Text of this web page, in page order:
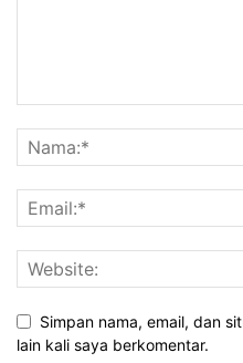
Simpan nama, email, dan
lain kali saya berkomentar.